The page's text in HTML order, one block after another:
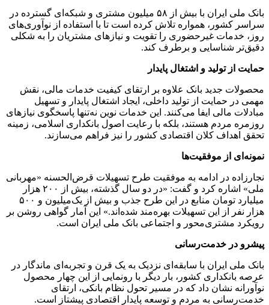
بانک ملی ایران با بیش از ۵۸ میلیون مشتری و شبکه‌ای گسترده در
سراسر کشور، همواره تلاش کرده است تا با استفاده از نوآوری‌های
روز، خدمات غیرحضوری را تقویت و نیازهای مشتریان را به شکلی
دقیق‌تر شناسایی و برطرف کند.
حمایت از تولید و اشتغال پایدار
محصولات جدید بانک علاوه بر ارتقای کیفیت خدمات مالی، نقش
مهمی در حمایت از تولید داخلی، ایجاد اشتغال پایدار و تسهیل
مبادلات مالی ایفا می‌کنند. این خدمات نوین نه‌تنها پاسخگوی نیازهای
روزمره مردم هستند، بلکه با رعایت اصول بانکداری اسلامی، زمینه
تحقق اهداف کلان اقتصادی کشور را نیز فراهم می‌سازند.
نمونه‌ای از موفقیت‌ها
نجارزاده در ادامه به موفقیت طرح تسهیلات قرض‌الحسنه «مهربانی
ملی» اشاره کرد و گفت: «در دو سال گذشته، بیش از ۲۰۰ هزار
میلیارد تومان منابع در این طرح جذب و بیش از یک‌میلیون و ۵۰۰
هزار نفر از این تسهیلات بهره‌مند شده‌اند.» این آمار گواهی روشن بر
رویکرد مشتری‌محور و اجتماعی بانک ملی ایران است.
پیشرو در خدمت‌رسانی
بانک ملی ایران با سابقه‌ای نزدیک به یک قرن و تجربه‌ای ماندگار در
عرصه بانکداری کشور، بار دیگر با رونمایی از این چهار محصول
نوآورانه نشان داد که در مسیر تحول نظام بانکی، ارتقای
خدمت‌رسانی به مردم و توسعه پایدار اقتصادی پیشتاز است.